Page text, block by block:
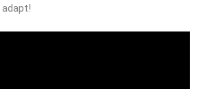
adapt!